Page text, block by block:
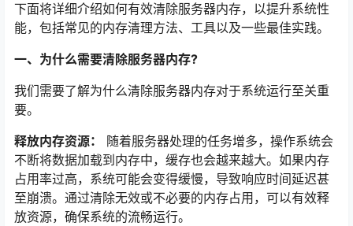
下面将详细介绍如何有效清除服务器内存，以提升系统性
能，包括常见的内存清理方法、工具以及一些最佳实践。
一、为什么需要清除服务器内存?
我们需要了解为什么清除服务器内存对于系统运行至关重
要。
释放内存资源：
随着服务器处理的任务增多，操作系统会
不断将数据加载到内存中，缓存也会越来越大。如果内存
占用率过高，系统可能会变得缓慢，导致响应时间延迟甚
至崩溃。通过清除无效或不必要的内存占用，可以有效释
放资源，确保系统的流畅运行。